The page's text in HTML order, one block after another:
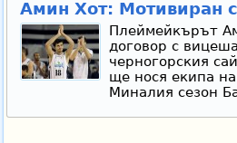
Амин Хот: Мотивиран
Плеймейкърът
договор с
черногорския
ще нося екипа
Миналия сезон